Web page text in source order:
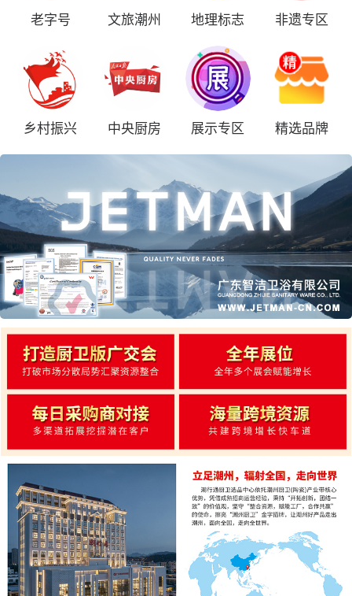
老字号 文旅潮州 地理标志 非遗专区
乡村振兴 中央厨房 展示专区 精选品牌